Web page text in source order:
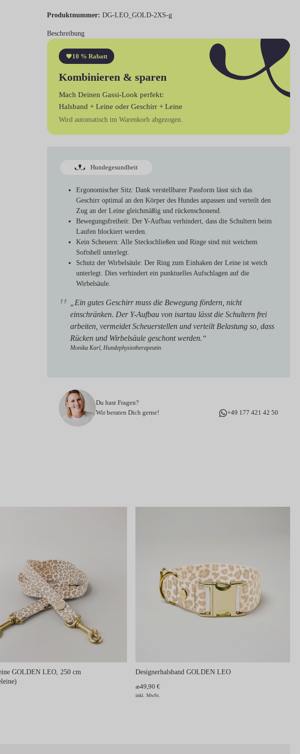
Produktnummer: DG-LEO_GOLD-2XS-g
Beschreibung
10 % Rabatt
Kombinieren & sparen
Mach Deinen Gassi-Look perfekt:
Halsband + Leine oder Geschirr + Leine
Wird automatisch im Warenkorb abgezogen.
Hundegesundheit
Ergonomischer Sitz: Dank verstellbarer Passform lässt sich das
Geschirr optimal an den Körper des Hundes anpassen und verteilt den
Zug an der Leine gleichmäßig und rückenschonend.
Bewegungsfreiheit: Der Y-Aufbau verhindert, dass die Schultern beim
Laufen blockiert werden.
Kein Scheuern: Alle Steckschließen und Ringe sind mit weichem
Softshell unterlegt.
Schutz der Wirbelsäule: Der Ring zum Einhaken der Leine ist weich
unterlegt. Dies verhindert ein punktuelles Aufschlagen auf die
Wirbelsäule.
„Ein gutes Geschirr muss die Bewegung fördern, nicht
einschränken. Der Y-Aufbau von isartau lässt die Schultern frei
arbeiten, vermeidet Scheuerstellen und verteilt Belastung so, dass
Rücken und Wirbelsäule geschont werden.“
Monika Karl, Hundephysiotherapeutin
Du hast Fragen?
Wir beraten Dich gerne!
+49 177 421 42 50
GOLDEN LEO, 250 cm
Designerhalsband GOLDEN LEO
ab49,90 €
inkl. MwSt.